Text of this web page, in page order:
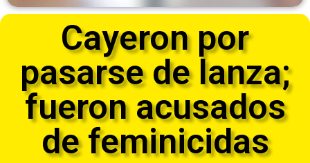
Cayeron por
pasarse de lanza;
fueron acusados
de feminicidas